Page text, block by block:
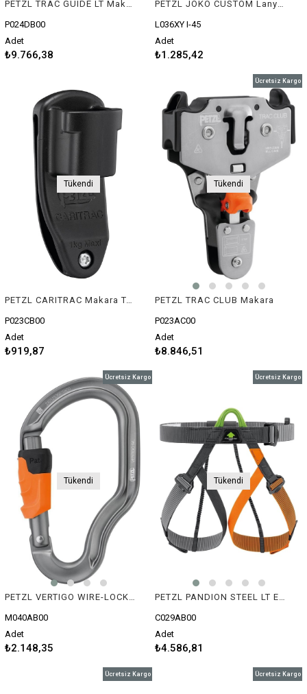
P024DB00
Adet
₺9.766,38
L036XY I-45
Adet
₺1.285,42
Tükendi
PETZL CARITRAC Makara Tutucu (5'li Paket)
P023CB00
Adet
₺919,87
Tükendi
PETZL TRAC CLUB Makara
P023AC00
Adet
₺8.846,51
Ücretsiz Kargo
Tükendi
M040AB00
Adet
₺2.148,35
Ücretsiz Kargo
Tükendi
C029AB00
Adet
₺4.586,81
Ücretsiz Kargo
Ücretsiz Kargo Ücretsiz Kargo